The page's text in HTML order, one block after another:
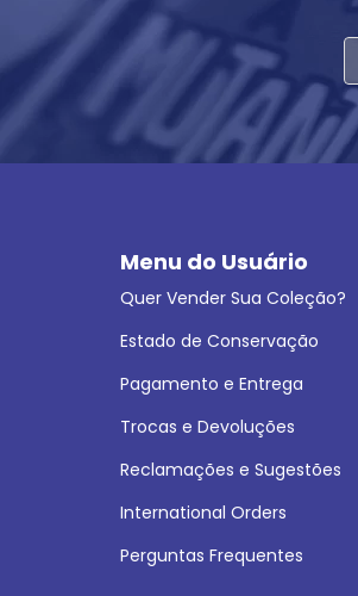
Menu do Usuário
Quer Vender Sua Coleção?
Estado de Conservação
Pagamento e Entrega
Trocas e Devoluções
Reclamações e Sugestões
International Orders
Perguntas Frequentes